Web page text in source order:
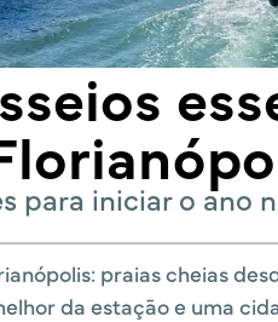
para iniciar o
praias cheias
da estação e uma